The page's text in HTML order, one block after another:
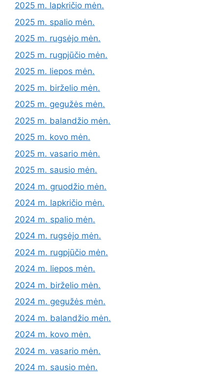
2025 m. lapkričio mėn.
2025 m. spalio mėn.
2025 m. rugsėjo mėn.
2025 m. rugpjūčio mėn.
2025 m. liepos mėn.
2025 m. birželio mėn.
2025 m. gegužės mėn.
2025 m. balandžio mėn.
2025 m. kovo mėn.
2025 m. vasario mėn.
2025 m. sausio mėn.
2024 m. gruodžio mėn.
2024 m. lapkričio mėn.
2024 m. spalio mėn.
2024 m. rugsėjo mėn.
2024 m. rugpjūčio mėn.
2024 m. liepos mėn.
2024 m. birželio mėn.
2024 m. gegužės mėn.
2024 m. balandžio mėn.
2024 m. kovo mėn.
2024 m. vasario mėn.
2024 m. sausio mėn.